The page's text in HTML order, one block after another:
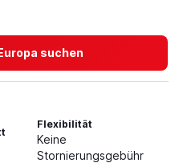
suchen
Flexibilität
Keine
Stornierungsgebühr